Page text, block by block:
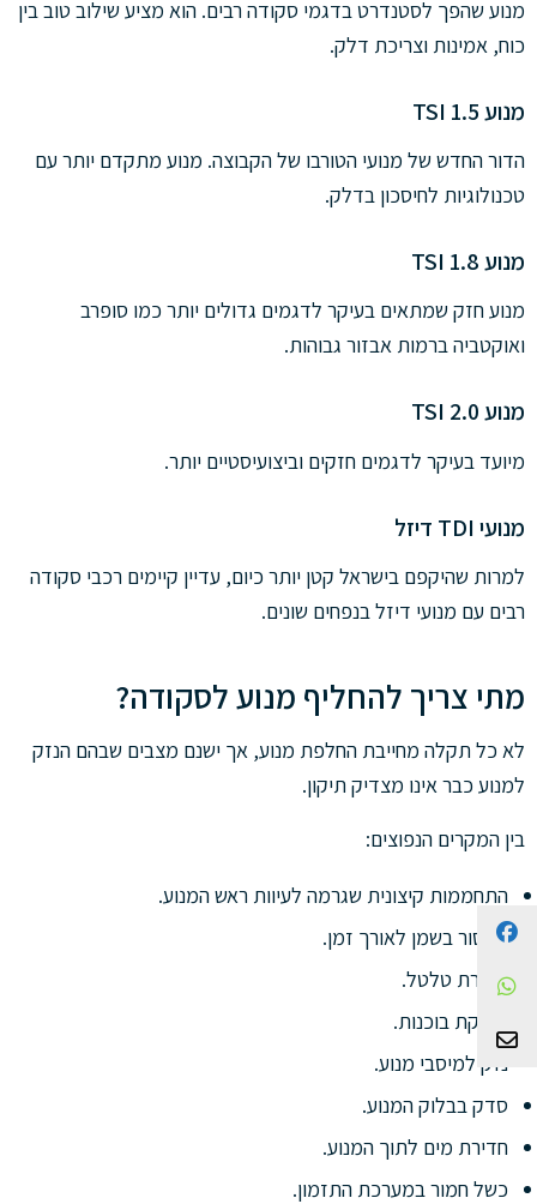
מנוע שהפך לסטנדרט בדגמי סקודה רבים. הוא מציע שילוב טוב בין
כוח, אמינות וצריכת דלק.
מנוע 1.5 TSI
הדור החדש של מנועי הטורבו של הקבוצה. מנוע מתקדם יותר עם
טכנולוגיות לחיסכון בדלק.
מנוע 1.8 TSI
מנוע חזק שמתאים בעיקר לדגמים גדולים יותר כמו סופרב
ואוקטביה ברמות אבזור גבוהות.
מנוע 2.0 TSI
מיועד בעיקר לדגמים חזקים וביצועיסטיים יותר.
מנועי TDI דיזל
למרות שהיקפם בישראל קטן יותר כיום, עדיין קיימים רכבי סקודה
רבים עם מנועי דיזל בנפחים שונים.
מתי צריך להחליף מנוע לסקודה?
לא כל תקלה מחייבת החלפת מנוע, אך ישנם מצבים שבהם הנזק
למנוע כבר אינו מצדיק תיקון.
בין המקרים הנפוצים:
התחממות קיצונית שגרמה לעיוות ראש המנוע.
מחסור בשמן לאורך זמן.
שבירת טלטל.
שחיקת בוכנות.
נזק למיסבי מנוע.
סדק בבלוק המנוע.
חדירת מים לתוך המנוע.
כשל חמור במערכת התזמון.
Facebook
WhatsApp
צור קשר